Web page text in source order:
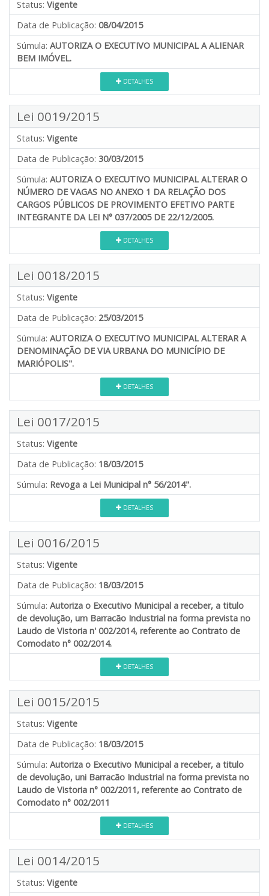
Status: Vigente
Data de Publicação: 08/04/2015
Súmula: AUTORIZA O EXECUTIVO MUNICIPAL A ALIENAR
BEM IMÓVEL.
DETALHES
Lei 0019/2015
Status: Vigente
Data de Publicação: 30/03/2015
Súmula: AUTORIZA O EXECUTIVO MUNICIPAL ALTERAR O
NÚMERO DE VAGAS NO ANEXO 1 DA RELAÇÃO DOS
CARGOS PÚBLICOS DE PROVIMENTO EFETIVO PARTE
INTEGRANTE DA LEI N° 037/2005 DE 22/12/2005.
DETALHES
Lei 0018/2015
Status: Vigente
Data de Publicação: 25/03/2015
Súmula: AUTORIZA O EXECUTIVO MUNICIPAL ALTERAR A
DENOMINAÇÃO DE VIA URBANA DO MUNICÍPIO DE
MARIÓPOLIS".
DETALHES
Lei 0017/2015
Status: Vigente
Data de Publicação: 18/03/2015
Súmula: Revoga a Lei Municipal n° 56/2014".
DETALHES
Lei 0016/2015
Status: Vigente
Data de Publicação: 18/03/2015
Súmula: Autoriza o Executivo Municipal a receber, a titulo
de devolução, um Barracão Industrial na forma prevista no
Laudo de Vistoria n' 002/2014, referente ao Contrato de
Comodato n° 002/2014.
DETALHES
Lei 0015/2015
Status: Vigente
Data de Publicação: 18/03/2015
Súmula: Autoriza o Executivo Municipal a receber, a titulo
de devolução, uni Barracão Industrial na forma prevista no
Laudo de Vistoria n° 002/2011, referente ao Contrato de
Comodato n° 002/2011
DETALHES
Lei 0014/2015
Status: Vigente